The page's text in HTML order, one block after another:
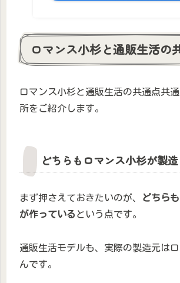
ロマンス小杉と通販生活の
ロマンス小杉と通販生活の共通点共
所をご紹介します。
どちらもロマンス小杉が製造
まず押さえておきたいのが、
どちら
が作っている という点です。
通販生活モデルも、実際の製造元は
んです。